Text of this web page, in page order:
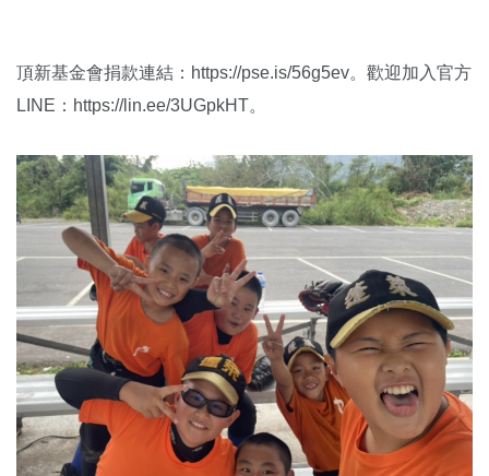
頂新基金會捐款連結：https://pse.is/56g5ev。歡迎加入官方
LINE：https://lin.ee/3UGpkHT。